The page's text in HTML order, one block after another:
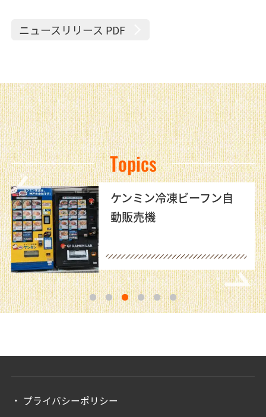
ニュースリリース PDF
Topics
ケンミン冷凍ビーフン自
動販売機
1 2 3 4 5 6
プライバシーポリシー